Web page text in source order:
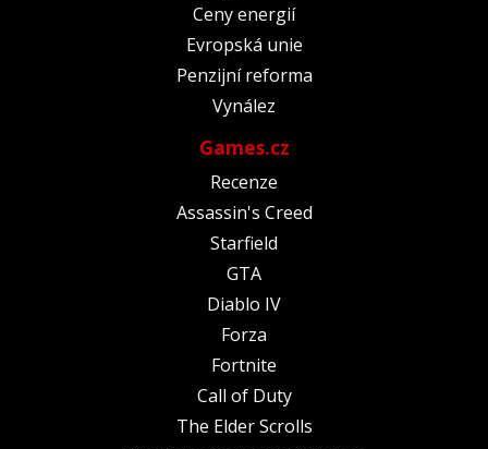
Ceny energií
Evropská unie
Penzijní reforma
Vynález
Games.cz
Recenze
Assassin's Creed
Starfield
GTA
Diablo IV
Forza
Fortnite
Call of Duty
The Elder Scrolls